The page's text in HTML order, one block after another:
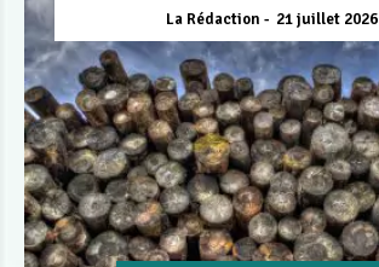
La Rédaction 21 juillet 2026